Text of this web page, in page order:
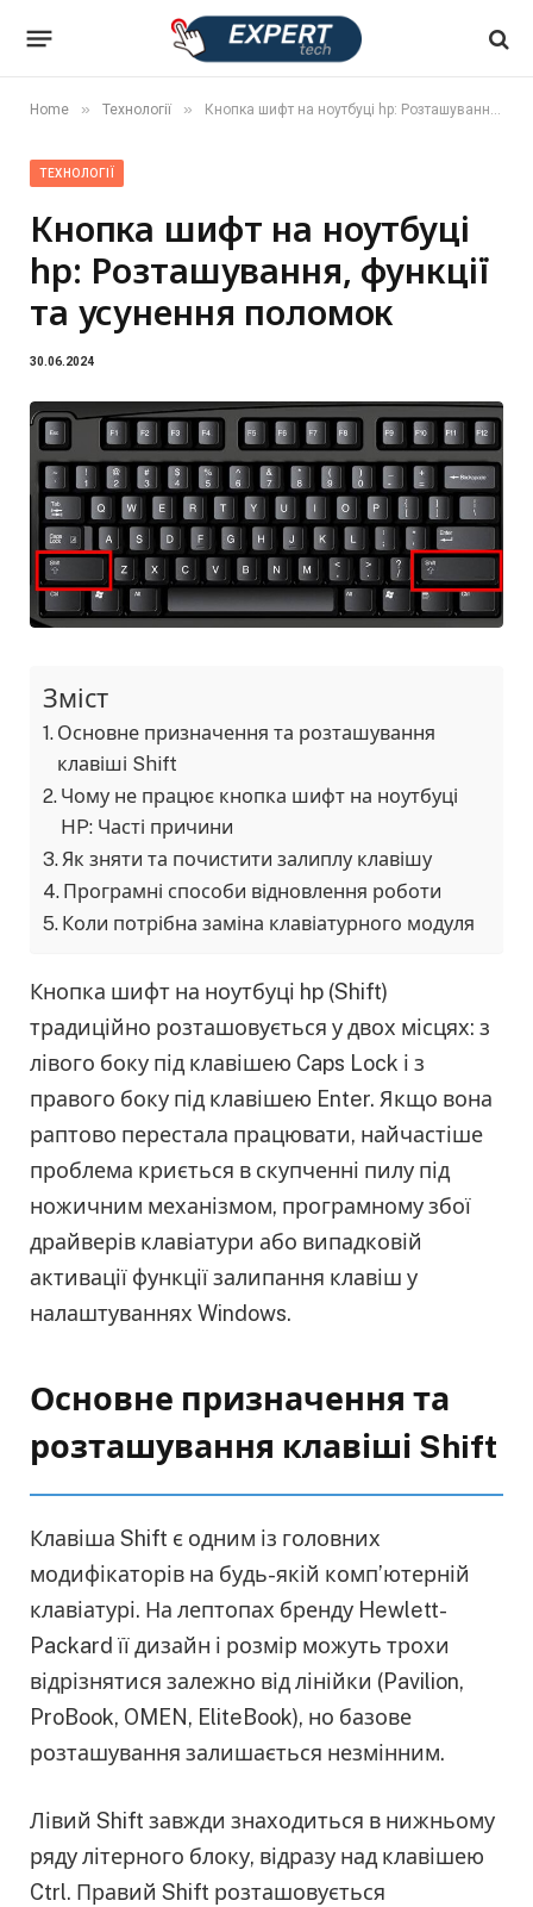
Home » Технології » Кнопка шифт на ноутбуці hp: Розташування, функції та усунення поломок
ТЕХНОЛОГІЇ
Кнопка шифт на ноутбуці
hp: Розташування, функції
та усунення поломок
30.06.2024
Зміст
Основне призначення та розташування
клавіші Shift
Чому не працює кнопка шифт на ноутбуці
HP: Часті причини
Як зняти та почистити залиплу клавішу
Програмні способи відновлення роботи
Коли потрібна заміна клавіатурного модуля
Кнопка шифт на ноутбуці hp (Shift)
традиційно розташовується у двох місцях: з
лівого боку під клавішею Caps Lock і з
правого боку під клавішею Enter. Якщо вона
раптово перестала працювати, найчастіше
проблема криється в скупченні пилу під
ножичним механізмом, програмному збої
драйверів клавіатури або випадковій
активації функції залипання клавіш у
налаштуваннях Windows.
Основне призначення та
розташування клавіші Shift
Клавіша Shift є одним із головних
модифікаторів на будь-якій комп’ютерній
клавіатурі. На лептопах бренду Hewlett-
Packard її дизайн і розмір можуть трохи
відрізнятися залежно від лінійки (Pavilion,
ProBook, OMEN, EliteBook), но базове
розташування залишається незмінним.
Лівий Shift завжди знаходиться в нижньому
ряду літерного блоку, відразу над клавішею
Ctrl. Правий Shift розташовується